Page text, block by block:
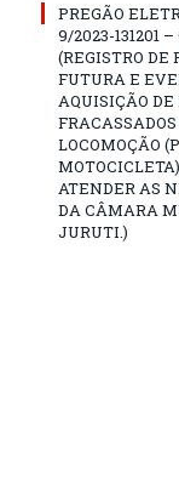
PREGÃO
9/2023-131201
(REGISTRO DE
FUTURA E
AQUISIÇÃO
LOCOMOÇÃO
ATENDER AS
DA CÂMARA
JURUTI.)